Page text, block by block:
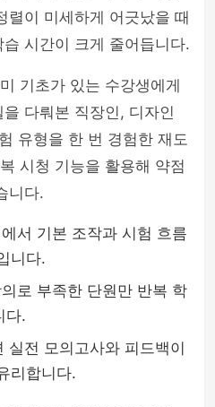
렬이 미세하게 어긋났을 때
시간이 크게 줄어듭니다.
기초가 있는 수강생에게
다뤄본 직장인, 디자인
유형을 한 번 경험한 재도
시청 기능을 활용해 약점
니다.
서 기본 조작과 시험 흐름
니다.
로 부족한 단원만 반복 학
다.
실전 모의고사와 피드백이
리합니다.